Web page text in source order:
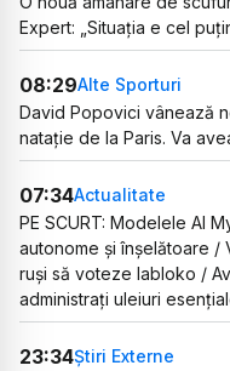
Expert: „Situația e cel
08:29Alte Sporturi
David Popovici vânează
natație de la Paris. Va
07:34Actualitate
PE SCURT: Modelele AI
autonome și înșelătoare /
ruși să voteze Iabloko /
administrați uleiuri
23:34Știri Externe